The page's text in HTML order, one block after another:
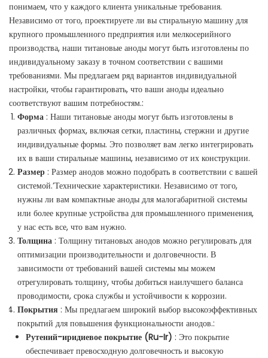
понимаем, что у каждого клиента уникальные требования.
Независимо от того, проектируете ли вы стиральную машину для
крупного промышленного предприятия или мелкосерийного
производства, наши титановые аноды могут быть изготовлены по
индивидуальному заказу в точном соответствии с вашими
требованиями. Мы предлагаем ряд вариантов индивидуальной
настройки, чтобы гарантировать, что ваши аноды идеально
соответствуют вашим потребностям.:
Форма : Наши титановые аноды могут быть изготовлены в
различных формах, включая сетки, пластины, стержни и другие
индивидуальные формы. Это позволяет вам легко интегрировать
их в ваши стиральные машины, независимо от их конструкции.
Размер : Размер анодов можно подобрать в соответствии с вашей
системой.’Технические характеристики. Независимо от того,
нужны ли вам компактные аноды для малогабаритной системы
или более крупные устройства для промышленного применения,
у нас есть все, что вам нужно.
Толщина : Толщину титановых анодов можно регулировать для
оптимизации производительности и долговечности. В
зависимости от требований вашей системы мы можем
отрегулировать толщину, чтобы добиться наилучшего баланса
проводимости, срока службы и устойчивости к коррозии.
Покрытия : Мы предлагаем широкий выбор высокоэффективных
покрытий для повышения функциональности анодов.:
Рутений-иридиевое покрытие (Ru-Ir) : Это покрытие
обеспечивает превосходную долговечность и высокую